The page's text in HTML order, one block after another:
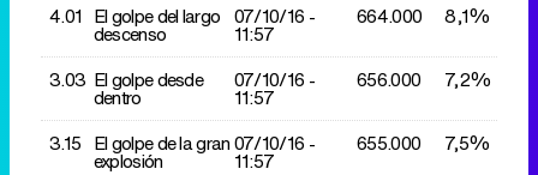
4.01 El golpe del largo
descenso
07/10/16 -
11:57
664.000 8,1%
3.03 El golpe desde
dentro
07/10/16 -
11:57
656.000 7,2%
3.15 El golpe de la gran
explosión
07/10/16 -
11:57
655.000 7,5%